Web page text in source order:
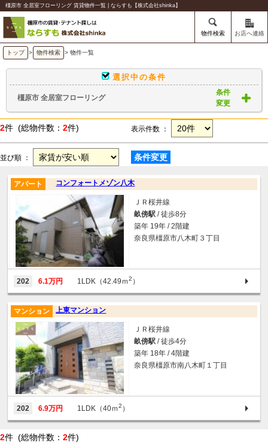
橿原市 全居室フローリング 賃貸物件一覧 | ならすも【株式会社shinka】
物件検索 お店へ連絡
トップ > 物件検索 > 物件一覧
選択中の条件
橿原市 全居室フローリング
条件
変更
2件 (総物件数： 2件) 表示件数 ：
並び順 ： 条件変更
コンフォートメゾン八木
アパート
ＪＲ桜井線
畝傍駅 / 徒歩8分
築年 19年 / 2階建
奈良県橿原市八木町３丁目
202 6.1万円 1LDK（42.49ｍ2 ）
上東マンション
マンション
ＪＲ桜井線
畝傍駅 / 徒歩4分
築年 18年 / 4階建
奈良県橿原市南八木町１丁目
202 6.9万円 1LDK（40ｍ2 ）
2件 (総物件数： 2件)